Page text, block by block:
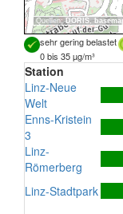
Quellen:DORIS,
sehr gering belastet
0 bis 35 µg/m³
Station
Linz-Neue
Welt
Enns-Kristein
3
Linz-
Römerberg
Linz-Stadtpark